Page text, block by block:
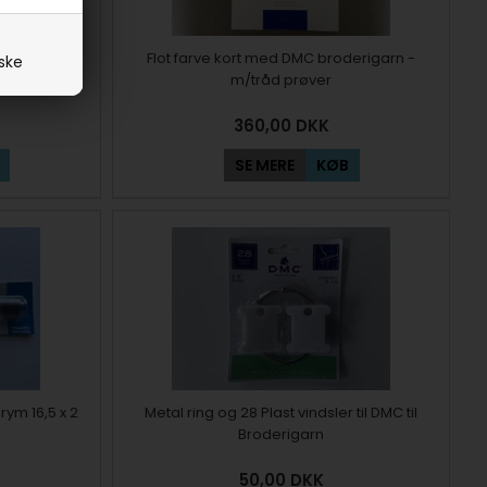
Flot farve kort med DMC broderigarn -
m/tråd prøver
360,00 DKK
SE MERE KØB
16,5 x 2
Metal ring og 28 Plast vindsler til DMC til
Broderigarn
50,00 DKK